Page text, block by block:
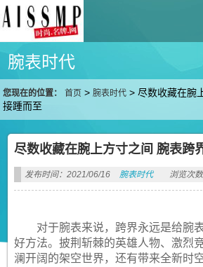
腕表时代
您现在的位置： 首页 >腕表时代 >尽数收藏在腕
接踵而至
尽数收藏在腕上方寸之间 腕表跨
发布时间：2021/06/16 腕表时代 浏览次
对于腕表来说，跨界永远是给腕
好方法。披荆斩棘的英雄人物、激烈
澜开阔的架空世界，还有带来全新时